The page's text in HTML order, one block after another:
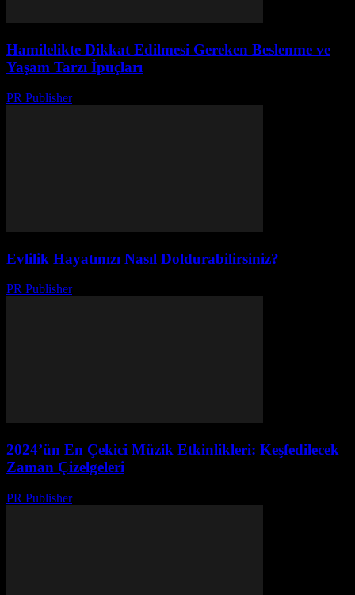
Hamilelikte Dikkat Edilmesi Gereken Beslenme ve
Yaşam Tarzı İpuçları
PR Publisher-
Evlilik Hayatınızı Nasıl Doldurabilirsiniz?
PR Publisher-
2024’ün En Çekici Müzik Etkinlikleri: Keşfedilecek
Zaman Çizelgeleri
PR Publisher-